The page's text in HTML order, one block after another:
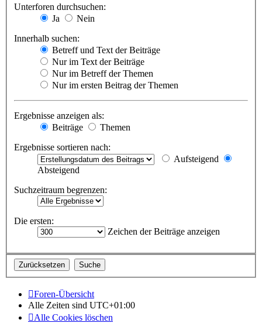
Unterforen durchsuchen:
Ja
Nein
Innerhalb suchen:
Betreff und Text der Beiträge
Nur im Text der Beiträge
Nur im Betreff der Themen
Nur im ersten Beitrag der Themen
Ergebnisse anzeigen als:
Beiträge
Themen
Ergebnisse sortieren nach:
Aufsteigend
Absteigend
Suchzeitraum begrenzen:
Die ersten:
Zeichen der Beiträge anzeigen
Foren-Übersicht
Alle Zeiten sind UTC+01:00
Alle Cookies löschen